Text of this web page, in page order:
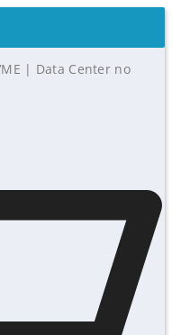
| Data Center no